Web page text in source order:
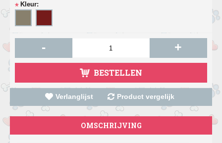
* Kleur:
- +
BESTELLEN
Verlanglijst Product vergelijk
OMSCHRIJVING